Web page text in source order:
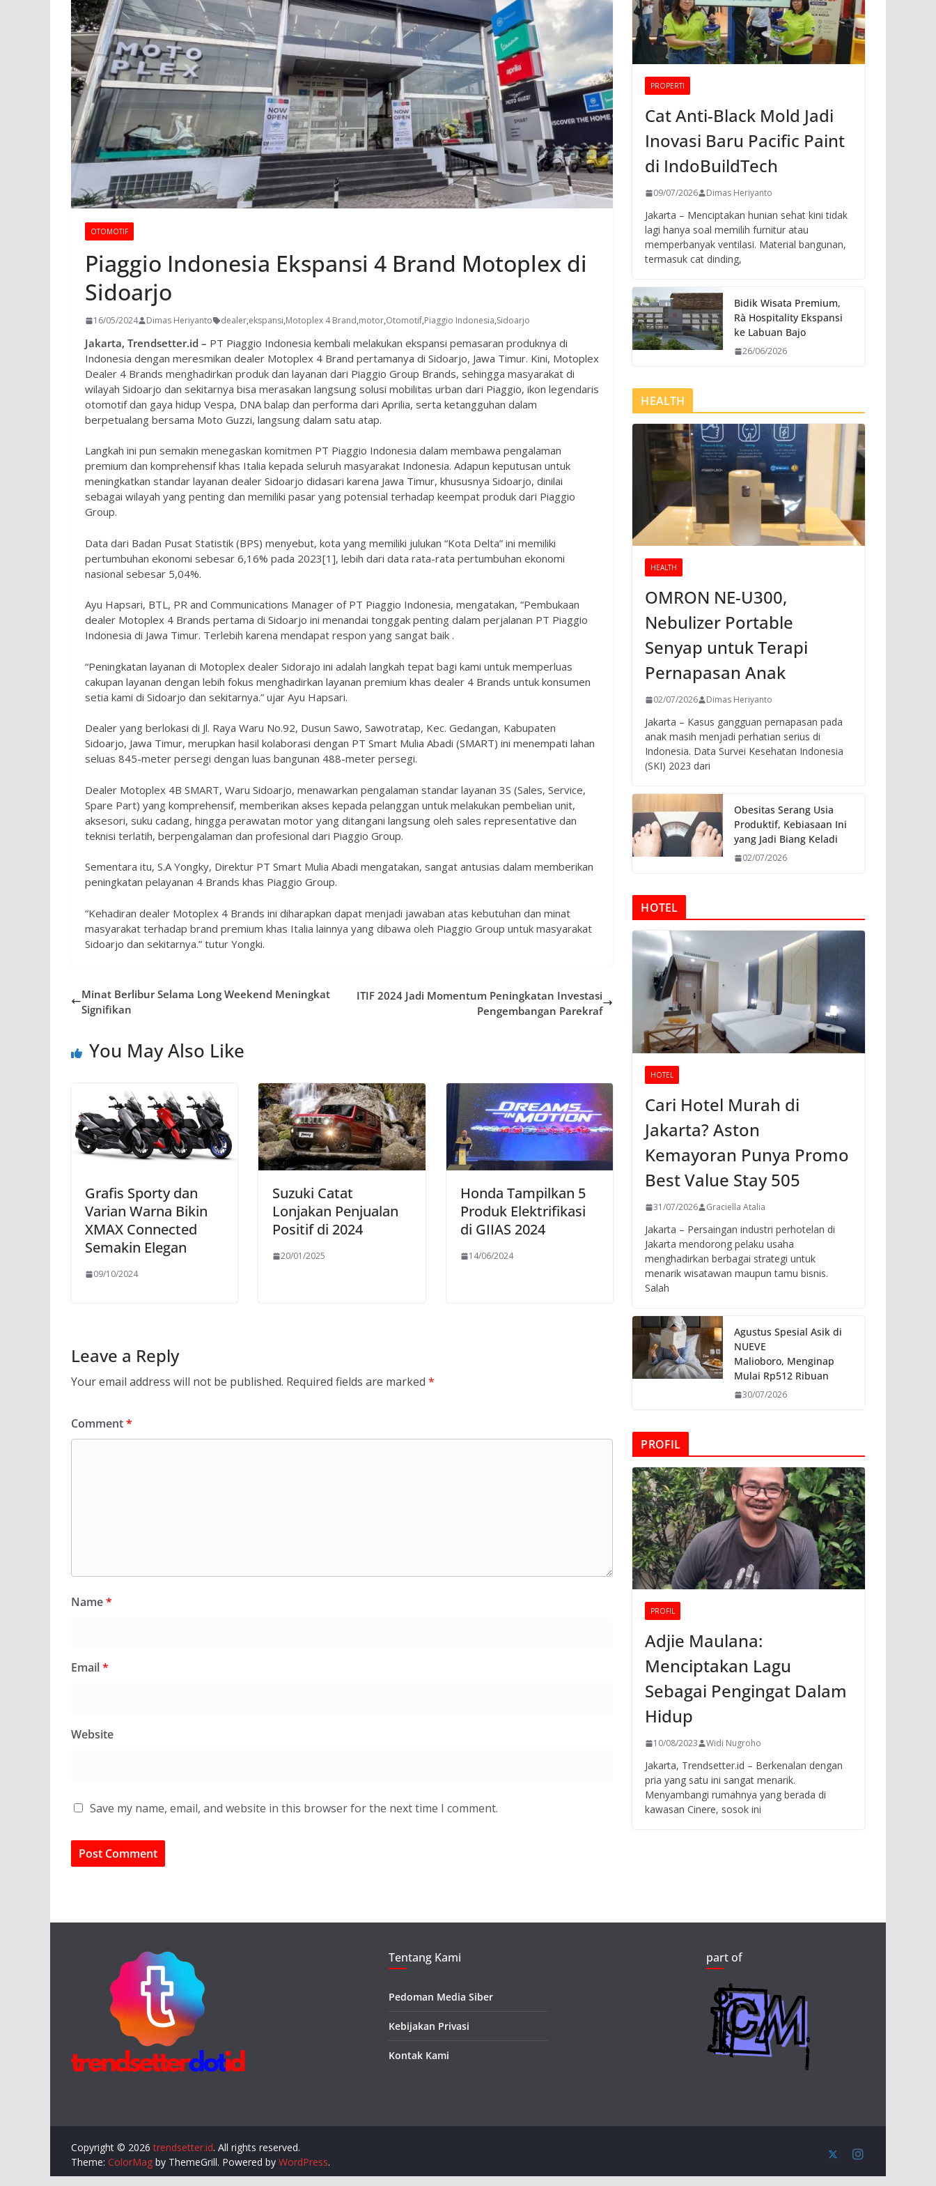
OTOMOTIF
Piaggio Indonesia Ekspansi 4 Brand Motoplex di
Sidoarjo
16/05/2024 Dimas Heriyanto dealer,ekspansi,Motoplex 4 Brand,motor,Otomotif,Piaggio Indonesia,Sidoarjo
Jakarta, Trendsetter.id – PT Piaggio Indonesia kembali melakukan ekspansi pemasaran produknya di
Indonesia dengan meresmikan dealer Motoplex 4 Brand pertamanya di Sidoarjo, Jawa Timur. Kini, Motoplex
Dealer 4 Brands menghadirkan produk dan layanan dari Piaggio Group Brands, sehingga masyarakat di
wilayah Sidoarjo dan sekitarnya bisa merasakan langsung solusi mobilitas urban dari Piaggio, ikon legendaris
otomotif dan gaya hidup Vespa, DNA balap dan performa dari Aprilia, serta ketangguhan dalam
berpetualang bersama Moto Guzzi, langsung dalam satu atap.
Langkah ini pun semakin menegaskan komitmen PT Piaggio Indonesia dalam membawa pengalaman
premium dan komprehensif khas Italia kepada seluruh masyarakat Indonesia. Adapun keputusan untuk
meningkatkan standar layanan dealer Sidoarjo didasari karena Jawa Timur, khususnya Sidoarjo, dinilai
sebagai wilayah yang penting dan memiliki pasar yang potensial terhadap keempat produk dari Piaggio
Group.
Data dari Badan Pusat Statistik (BPS) menyebut, kota yang memiliki julukan “Kota Delta” ini memiliki
pertumbuhan ekonomi sebesar 6,16% pada 2023[1], lebih dari data rata-rata pertumbuhan ekonomi
nasional sebesar 5,04%.
Ayu Hapsari, BTL, PR and Communications Manager of PT Piaggio Indonesia, mengatakan, “Pembukaan
dealer Motoplex 4 Brands pertama di Sidoarjo ini menandai tonggak penting dalam perjalanan PT Piaggio
Indonesia di Jawa Timur. Terlebih karena mendapat respon yang sangat baik .
“Peningkatan layanan di Motoplex dealer Sidorajo ini adalah langkah tepat bagi kami untuk memperluas
cakupan layanan dengan lebih fokus menghadirkan layanan premium khas dealer 4 Brands untuk konsumen
setia kami di Sidoarjo dan sekitarnya.” ujar Ayu Hapsari.
Dealer yang berlokasi di Jl. Raya Waru No.92, Dusun Sawo, Sawotratap, Kec. Gedangan, Kabupaten
Sidoarjo, Jawa Timur, merupkan hasil kolaborasi dengan PT Smart Mulia Abadi (SMART) ini menempati lahan
seluas 845-meter persegi dengan luas bangunan 488-meter persegi.
Dealer Motoplex 4B SMART, Waru Sidoarjo, menawarkan pengalaman standar layanan 3S (Sales, Service,
Spare Part) yang komprehensif, memberikan akses kepada pelanggan untuk melakukan pembelian unit,
aksesori, suku cadang, hingga perawatan motor yang ditangani langsung oleh sales representative dan
teknisi terlatih, berpengalaman dan profesional dari Piaggio Group.
Sementara itu, S.A Yongky, Direktur PT Smart Mulia Abadi mengatakan, sangat antusias dalam memberikan
peningkatan pelayanan 4 Brands khas Piaggio Group.
“Kehadiran dealer Motoplex 4 Brands ini diharapkan dapat menjadi jawaban atas kebutuhan dan minat
masyarakat terhadap brand premium khas Italia lainnya yang dibawa oleh Piaggio Group untuk masyarakat
Sidoarjo dan sekitarnya.” tutur Yongki.
Minat Berlibur Selama Long Weekend Meningkat
Signifikan
ITIF 2024 Jadi Momentum Peningkatan Investasi
Pengembangan Parekraf
You May Also Like
Grafis Sporty dan
Varian Warna Bikin
XMAX Connected
Semakin Elegan
09/10/2024
Suzuki Catat
Lonjakan Penjualan
Positif di 2024
20/01/2025
Honda Tampilkan 5
Produk Elektrifikasi
di GIIAS 2024
14/06/2024
Leave a Reply
Your email address will not be published. Required fields are marked *
Comment*
Name*
Email*
Website
Save my name, email, and website in this browser for the next time I comment.
PROPERTI
Cat Anti-Black Mold Jadi
Inovasi Baru Pacific Paint
di IndoBuildTech
09/07/2026 Dimas Heriyanto
Jakarta – Menciptakan hunian sehat kini tidak
lagi hanya soal memilih furnitur atau
memperbanyak ventilasi. Material bangunan,
termasuk cat dinding,
Bidik Wisata Premium,
Rà Hospitality Ekspansi
ke Labuan Bajo
26/06/2026
HEALTH
HEALTH
OMRON NE-U300,
Nebulizer Portable
Senyap untuk Terapi
Pernapasan Anak
02/07/2026 Dimas Heriyanto
Jakarta – Kasus gangguan pernapasan pada
anak masih menjadi perhatian serius di
Indonesia. Data Survei Kesehatan Indonesia
(SKI) 2023 dari
Obesitas Serang Usia
Produktif, Kebiasaan Ini
yang Jadi Biang Keladi
02/07/2026
HOTEL
HOTEL
Cari Hotel Murah di
Jakarta? Aston
Kemayoran Punya Promo
Best Value Stay 505
31/07/2026 Graciella Atalia
Jakarta – Persaingan industri perhotelan di
Jakarta mendorong pelaku usaha
menghadirkan berbagai strategi untuk
menarik wisatawan maupun tamu bisnis.
Salah
Agustus Spesial Asik di
NUEVE
Malioboro, Menginap
Mulai Rp512 Ribuan
30/07/2026
PROFIL
PROFIL
Adjie Maulana:
Menciptakan Lagu
Sebagai Pengingat Dalam
Hidup
10/08/2023 Widi Nugroho
Jakarta, Trendsetter.id – Berkenalan dengan
pria yang satu ini sangat menarik.
Menyambangi rumahnya yang berada di
kawasan Cinere, sosok ini
Tentang Kami
Pedoman Media Siber
Kebijakan Privasi
Kontak Kami
part of
Copyright © 2026trendsetter.id. All rights reserved.
Theme: ColorMag by ThemeGrill. Powered by WordPress.